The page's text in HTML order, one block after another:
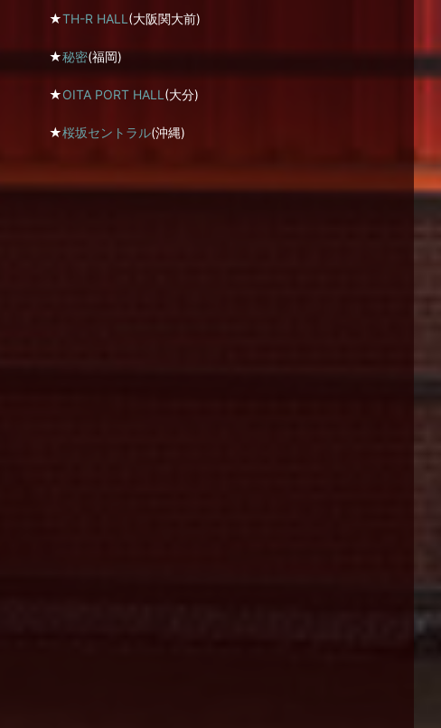
★TH-R HALL (大阪関大前)
★秘密(福岡)
★OITA PORT HALL (大分)
★桜坂セントラル(沖縄)